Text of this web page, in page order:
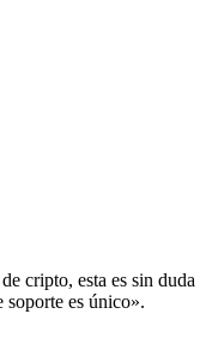
cripto, esta es sin duda
es único».